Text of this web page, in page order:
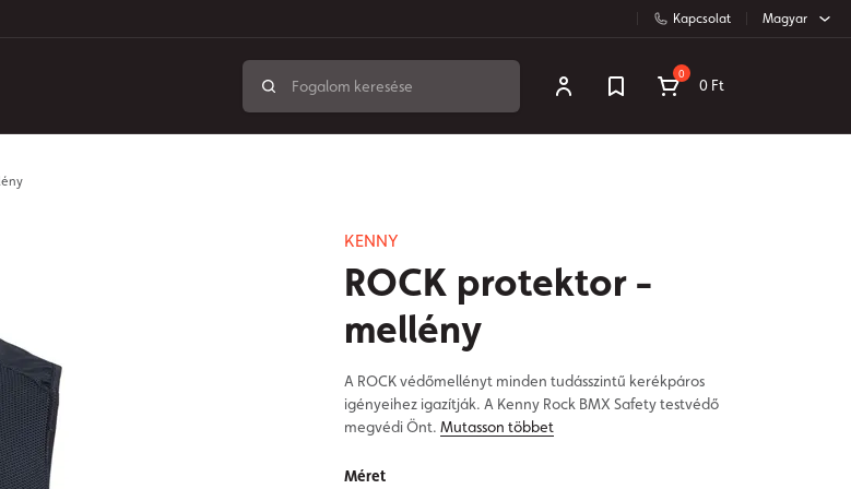
Kapcsolat Magyar
0
0 Ft
KENNY
ROCK protektor -
mellény
A ROCK védőmellényt minden tudásszintű kerékpáros
igényeihez igazítják. A Kenny Rock BMX Safety testvédő
megvédi Önt. Mutasson többet
Méret